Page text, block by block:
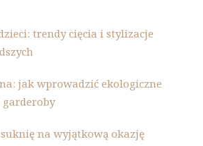
trendy cięcia i stylizacje
jak wprowadzić ekologiczne
na wyjątkową okazję